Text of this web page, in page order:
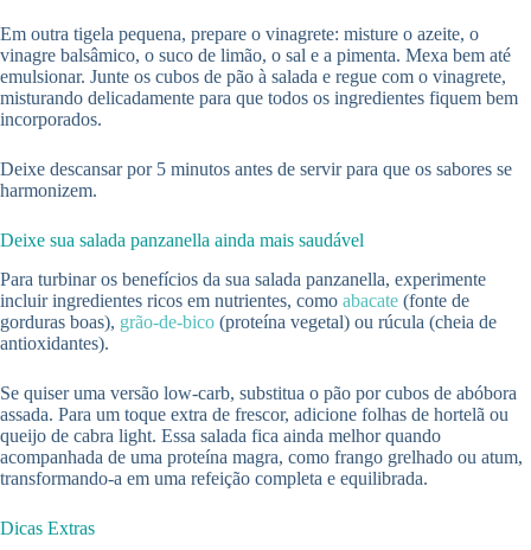
Em outra tigela pequena, prepare o vinagrete: misture o azeite, o
vinagre balsâmico, o suco de limão, o sal e a pimenta. Mexa bem até
emulsionar. Junte os cubos de pão à salada e regue com o vinagrete,
misturando delicadamente para que todos os ingredientes fiquem bem
incorporados.
Deixe descansar por 5 minutos antes de servir para que os sabores se
harmonizem.
Deixe sua salada panzanella ainda mais saudável
Para turbinar os benefícios da sua salada panzanella, experimente
incluir ingredientes ricos em nutrientes, como abacate (fonte de
gorduras boas), grão-de-bico (proteína vegetal) ou rúcula (cheia de
antioxidantes).
Se quiser uma versão low-carb, substitua o pão por cubos de abóbora
assada. Para um toque extra de frescor, adicione folhas de hortelã ou
queijo de cabra light. Essa salada fica ainda melhor quando
acompanhada de uma proteína magra, como frango grelhado ou atum,
transformando-a em uma refeição completa e equilibrada.
Dicas Extras